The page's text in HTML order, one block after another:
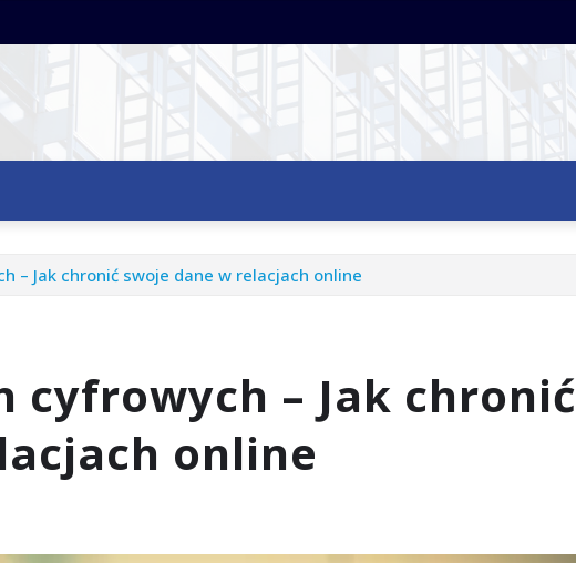
– Jak chronić swoje dane w relacjach online
cyfrowych – Jak chronić
online